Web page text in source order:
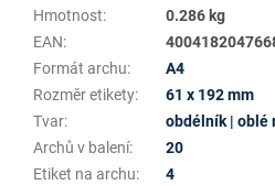
Hmotnost:
0.286 kg
EAN:
Formát archu:
A4
Rozměr etikety:
61 x 192 mm
Tvar:
obdélník | oblé
Archů v balení:
20
Etiket na archu:
4